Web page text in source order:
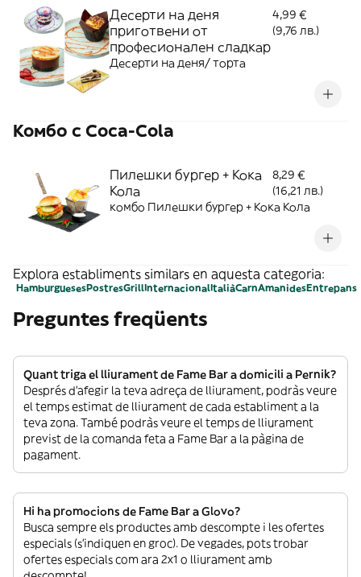
Десерти на деня
приготвени от
професионален сладкар
4,99 €
(9,76 лв.)
Десерти на деня/ торта
Koмбо с Coca-Cola
Пилешки бургер + Кока
Кола
8,29 €
(16,21 лв.)
комбо Пилешки бургер + Кока Кола
Explora establiments similars en aquesta categoria:
HamburguesesPostresGrillInternacionalItaliàCarnAmanidesEntrepans
Preguntes freqüents
Quant triga el lliurament de Fame Bar a domicili a Pernik?
Després d’afegir la teva adreça de lliurament, podràs veure
el temps estimat de lliurament de cada establiment a la
teva zona. També podràs veure el temps de lliurament
previst de la comanda feta a Fame Bar a la pàgina de
pagament.
Hi ha promocions de Fame Bar a Glovo?
Busca sempre els productes amb descompte i les ofertes
especials (s’indiquen en groc). De vegades, pots trobar
ofertes especials com ara 2x1 o lliurament amb